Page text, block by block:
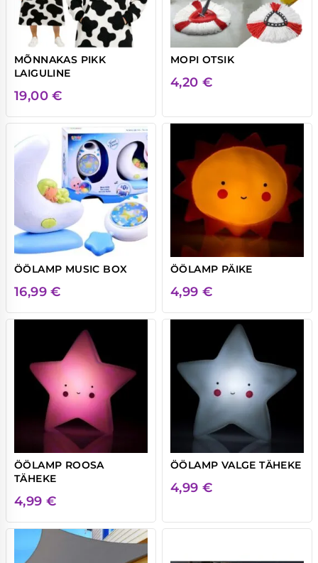
MÕNNAKAS PIKK
LAIGULINE
19,00€
MOPI OTSIK
4,20 €
ÖÖLAMP MUSIC BOX
16,99€
ÖÖLAMP PÄIKE
4,99 €
ÖÖLAMP ROOSA
TÄHEKE
4,99 €
ÖÖLAMP VALGE TÄHEKE
4,99 €